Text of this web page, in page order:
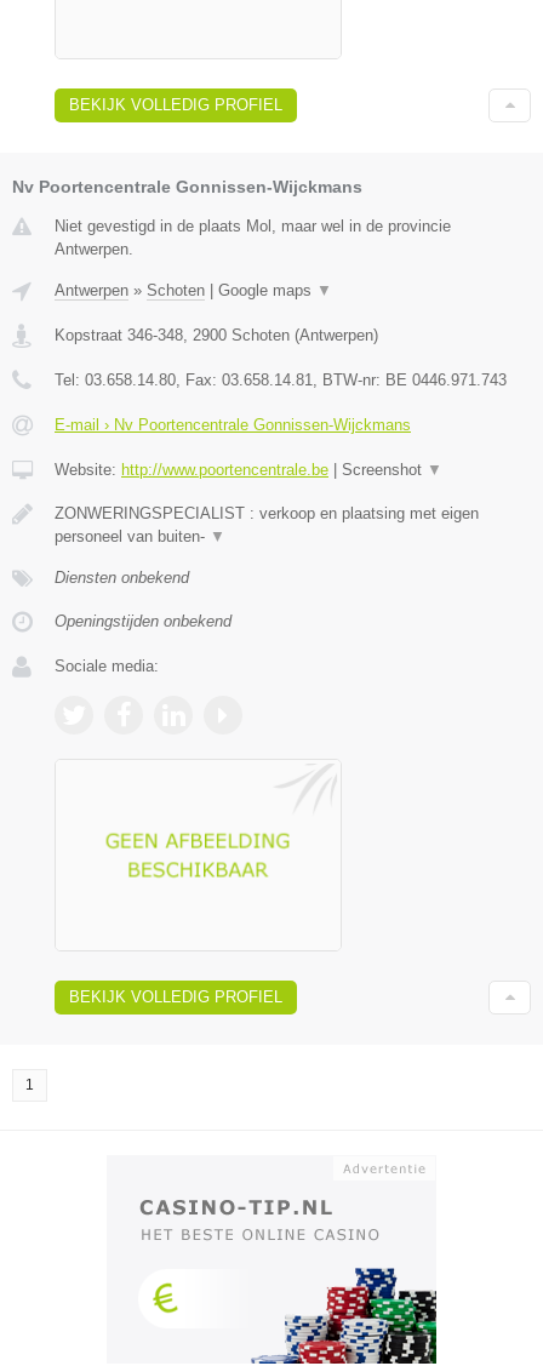
BEKIJK VOLLEDIG PROFIEL
Nv Poortencentrale Gonnissen-Wijckmans
Niet gevestigd in de plaats Mol, maar wel in de provincie
Antwerpen.
Antwerpen » Schoten Google maps ▼
Kopstraat 346-348 2900 Schoten (Antwerpen)
Tel: 03.658.14.80 , Fax: 03.658.14.81 , BTW-nr: BE 0446.971.743
E-mail › Nv Poortencentrale Gonnissen-Wijckmans
Website: http://www.poortencentrale.be Screenshot ▼
ZONWERINGSPECIALIST : verkoop en plaatsing met eigen
personeel van buiten- ▼
Diensten onbekend
Openingstijden onbekend
Sociale media:
BEKIJK VOLLEDIG PROFIEL
1